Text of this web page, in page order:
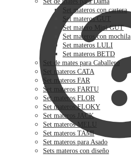
Set materos con cartera
Set materos GUT
Set matero Mini GUT
Set materos con mochila
Set materos LULI
Set materos BETD
Set de mates para Caballero
Set materos CATA
Set materos FAR
Set materos FARTU
Set materos FLOR
Set materos FLOKY
Set materos JACK
Set materos MELU
Set materos TAMI
Set materos para Asado
Sets materos con diseño